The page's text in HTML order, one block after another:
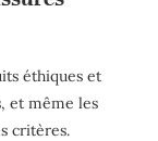
éthiques et
et même les
critères.